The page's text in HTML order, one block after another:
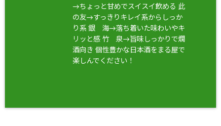
→ちょっと甘めでスイスイ飲める 此
の友→すっきりキレイ系からしっか
り系 銀 海→落ち着いた味わいやキ
リッと感 竹 泉→旨味しっかりで燗
酒向き 個性豊かな日本酒をまる屋で
楽しんでください！